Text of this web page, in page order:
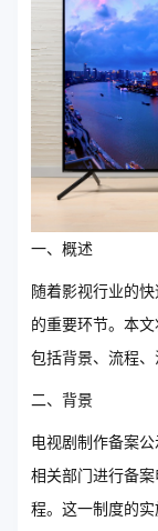
一、概述
随着影视行业的
的重要环节。本
包括背景、流程、
二、背景
电视剧制作备案
相关部门进行备
程。这一制度的